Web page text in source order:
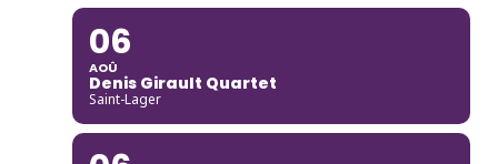
06
AOÛ
Denis Girault Quartet
Saint-Lager